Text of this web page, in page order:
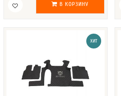
В КОРЗИНУ
ХИТ